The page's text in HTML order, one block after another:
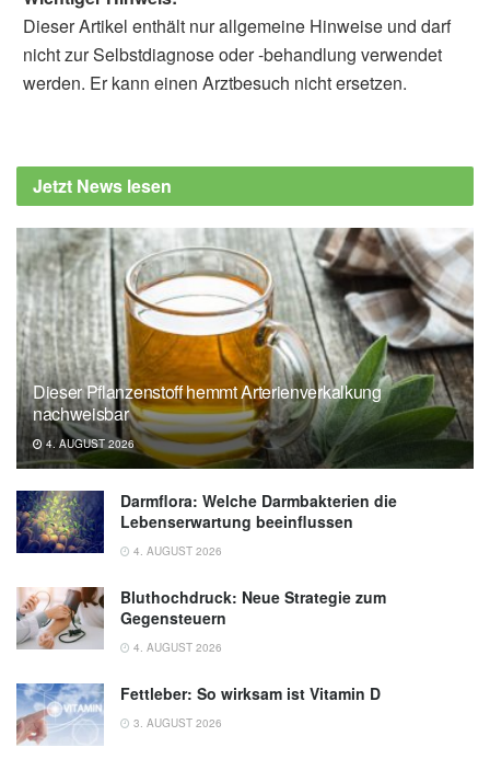
Dieser Artikel enthält nur allgemeine Hinweise und darf
nicht zur Selbstdiagnose oder -behandlung verwendet
werden. Er kann einen Arztbesuch nicht ersetzen.
Jetzt News lesen
Dieser Pflanzenstoff hemmt Arterienverkalkung
nachweisbar
4. AUGUST 2026
Darmflora: Welche Darmbakterien die
Lebenserwartung beeinflussen
4. AUGUST 2026
Bluthochdruck: Neue Strategie zum
Gegensteuern
4. AUGUST 2026
Fettleber: So wirksam ist Vitamin D
3. AUGUST 2026